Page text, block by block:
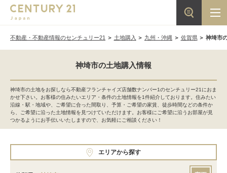
不動産・不動産情報のセンチュリー21 土地購入 九州・沖縄 佐賀県 神埼市
神埼市の土地購入情報
神埼市の土地をお探しなら不動産フランチャイズ店舗数ナンバー1のセンチュリー21におま
かせ下さい。お客様の住みたいエリア・条件の土地情報を1件紹介しております。住みたい
沿線・駅・地域や、ご希望に合った間取り、予算・ご希望の家賃、徒歩時間などの条件か
ら、ご希望に沿った土地情報を見つけていただけます。お客様にご希望に沿うお部屋が見
つかるようにお手伝いいたしますので、お気軽にご相談ください！
エリアから探す